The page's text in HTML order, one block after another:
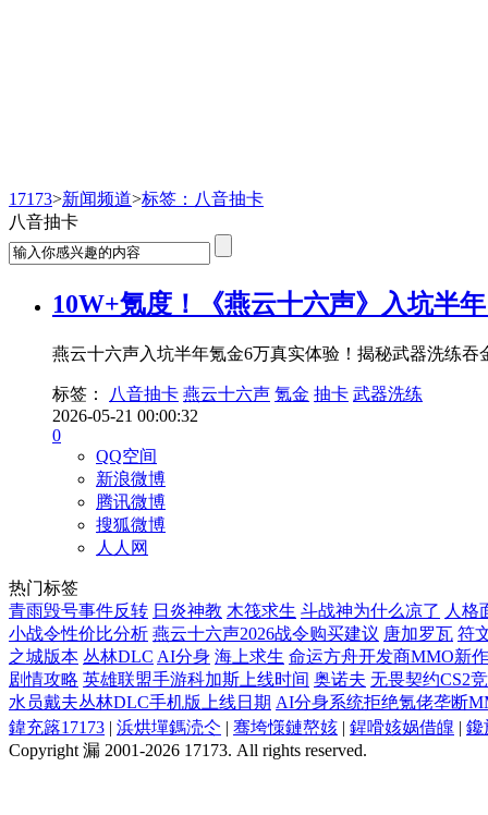
17173>新闻频道>标签：八音抽卡
八音抽卡
10W+氪度！《燕云十六声》入坑半
燕云十六声入坑半年氪金6万真实体验！揭秘武器洗练
标签： 八音抽卡 燕云十六声 氪金 抽卡 武器洗练
2026-05-21 00:00:32
0
QQ空间
新浪微博
腾讯微博
搜狐微博
人人网
热门标签
青雨毁号事件反转 日炎神教 木筏求生 斗战神为什么凉了 人格
小战令性价比分析 燕云十六声2026战令购买建议 唐加罗瓦 符
之城版本 丛林DLC AI分身 海上求生 命运方舟开发商MMO新
剧情攻略 英雄联盟手游科加斯上线时间 奥诺夫 无畏契约CS2
水员戴夫丛林DLC手机版上线日期 AI分身系统拒绝氪佬垄断
鍏充簬17173 | 浜烘墠鎷涜仒 | 骞垮憡鏈嶅姟 | 鍟嗗姟娲借皥 | 鑱
Copyright 漏 2001-2026 17173. All rights reserved.